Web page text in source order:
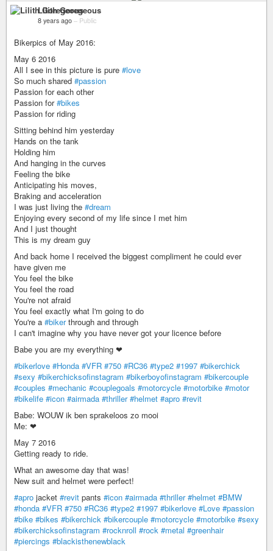
Lilith Goregeous
8 years ago – Public
Bikerpics of May 2016:
May 6 2016
All I see in this picture is pure #love
So much shared #passion
Passion for each other
Passion for#bikes
Passion for riding
Sitting behind him yesterday
Hands on the tank
Holding him
And hanging in the curves
Feeling the bike
Anticipating his moves,
Braking and acceleration
I was just living the #dream
Enjoying every second of my life since I met him
And I just thought
This is my dream guy
And back home I received the biggest compliment he could ever
have given me
You feel the bike
You feel the road
You're not afraid
You feel exactly what I'm going to do
You're a #bikerthrough and through
I can't imagine why you have never got your licence before
Babe you are my everything ❤
#bikerlove #Honda #VFR #750 #RC36 #type2 #1997 #bikerchick
#sexy #bikerchicksofinstagram #bikerboyofinstagram #bikercouple
#couples #mechanic #couplegoals #motorcycle #motorbike #motor
#bikelife #icon #airmada #thriller #helmet #apro #revit
Babe: WOUW ik ben sprakeloos zo mooi
Me: ❤
May 7 2016
Getting ready to ride.
What an awesome day that was!
New suit and helmet were perfect!
#apro jacket #revit pants #icon #airmada #thriller #helmet #BMW
#honda #VFR #750 #RC36 #type2 #1997 #bikerlove #Love #passion
#bike #bikes #bikerchick #bikercouple #motorcycle #motorbike #sexy
#bikerchicksofinstagram #rocknroll #rock #metal #greenhair
#piercings #blackisthenewblack